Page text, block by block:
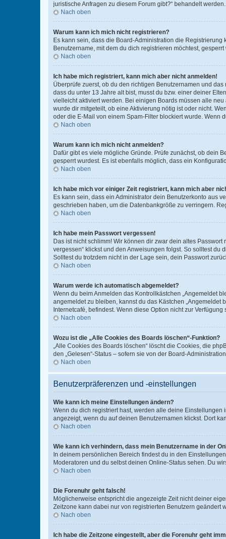
juristische Anfragen zu diesem Forum gibt?“ behandelt werden.
Nach oben
Warum kann ich mich nicht registrieren?
Es kann sein, dass die Board-Administration die
Benutzername, mit dem du dich registrieren möchtest,
Nach oben
Ich habe mich registriert, kann mich aber nicht anmelden!
Überprüfe zuerst, ob du den richtigen Benutzernamen und
dass du unter 13 Jahre alt bist, musst du bzw. einer deiner
vielleicht aktiviert werden. Bei einigen Boards müssen alle
wurde dir mitgeteilt, ob eine Aktivierung nötig ist oder nicht.
oder die E-Mail von einem Spam-Filter blockiert wurde. Wenn
Nach oben
Warum kann ich mich nicht anmelden?
Dafür gibt es viele mögliche Gründe. Prüfe zunächst, ob dein
gesperrt wurdest. Es ist ebenfalls möglich, dass ein
Nach oben
Ich habe mich vor einiger Zeit registriert, kann mich aber
Es kann sein, dass ein Administrator dein Benutzerkonto aus
geschrieben haben, um die Datenbankgröße zu verringern.
Nach oben
Ich habe mein Passwort vergessen!
Das ist nicht schlimm! Wir können dir zwar dein altes
vergessen“ klickst und den Anweisungen folgst. So solltest du
Solltest du trotzdem nicht in der Lage sein, dein Passwort
Nach oben
Warum werde ich automatisch abgemeldet?
Wenn du beim Anmelden das Kontrollkästchen „Angemeldet
angemeldet zu bleiben, kannst du das Kästchen
Internetcafé, befindest. Wenn diese Option nicht zur
Nach oben
Wozu ist die „Alle Cookies des Boards löschen“-Funktion?
„Alle Cookies des Boards löschen“ löscht die Cookies, die
den „Gelesen“-Status – sofern sie von der Board-
Nach oben
Benutzerpräferenzen und -einstellungen
Wie kann ich meine Einstellungen ändern?
Wenn du dich registriert hast, werden alle deine
angezeigt, wenn du auf deinen Benutzernamen klickst. Dort
Nach oben
Wie kann ich verhindern, dass mein Benutzername in der
In deinem persönlichen Bereich findest du in den
Moderatoren und du selbst deinen Online-Status sehen. Du
Nach oben
Die Forenuhr geht falsch!
Möglicherweise entspricht die angezeigte Zeit nicht deiner
Zeitzone kann dabei nur von registrierten Benutzern geändert
Nach oben
Ich habe die Zeitzone eingestellt, aber die Forenuhr geht